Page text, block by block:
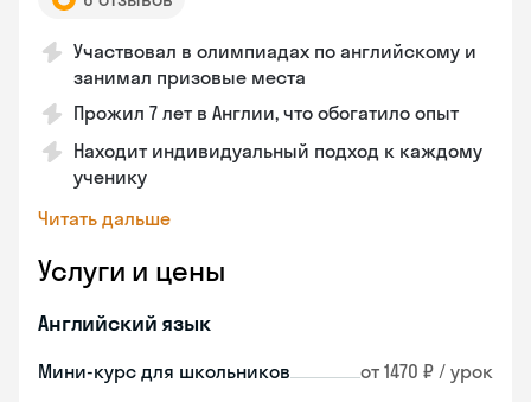
Участвовал в олимпиадах по английскому и
занимал призовые места
Прожил 7 лет в Англии, что обогатило опыт
Находит индивидуальный подход к каждому
ученику
Читать дальше
Услуги и цены
Английский язык
Мини-курс для школьников от 1470 ₽ / урок